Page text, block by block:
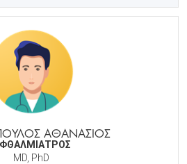
ΑΘΑΝΑΣΙΟΣ
MD, PhD